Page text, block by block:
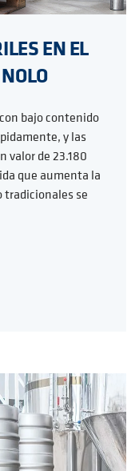
EN EL
bajo contenido
y las
valor de 23.180
que aumenta la
tradicionales se